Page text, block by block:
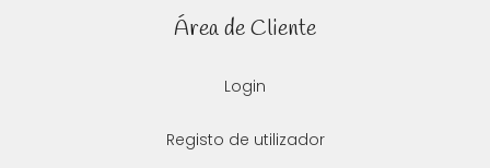
Área de Cliente
Login
Registo de utilizador